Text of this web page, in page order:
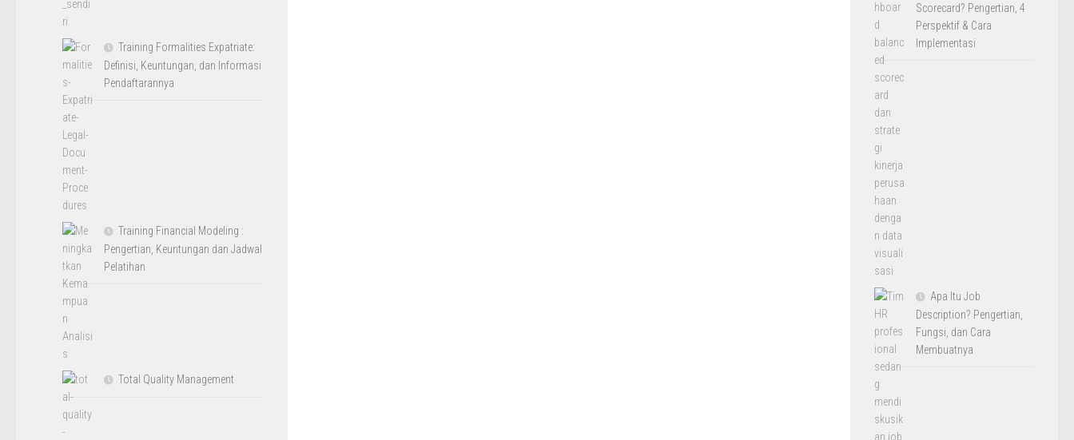
Training Formalities Expatriate:
Definisi, Keuntungan, dan Informasi
Pendaftarannya
Training Financial Modeling :
Pengertian, Keuntungan dan Jadwal
Pelatihan
Total Quality Management
Scorecard? Pengertian, 4
Perspektif & Cara
Implementasi
Apa Itu Job
Description? Pengertian,
Fungsi, dan Cara
Membuatnya